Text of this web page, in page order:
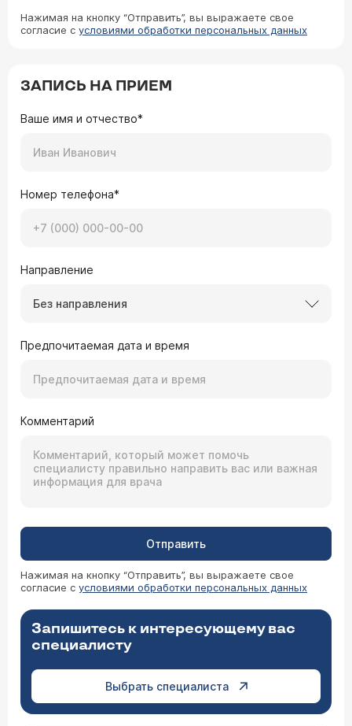
Нажимая на кнопку “Отправить”, вы выражаете свое
согласие с условиями обработки персональных данных
ЗАПИСЬ НА ПРИЕМ
Ваше имя и отчество*
Номер телефона*
Направление
Без направления
Предпочитаемая дата и время
Комментарий
Отправить
Нажимая на кнопку “Отправить”, вы выражаете свое
согласие с условиями обработки персональных данных
Запишитесь к интересующему вас
специалисту
Выбрать специалиста